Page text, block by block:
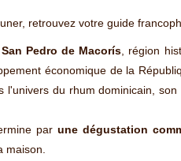
retrouvez votre guide
San Pedro de Macorís, région
économique de la
l'univers du rhum dominicain,
par une dégustation
maison.